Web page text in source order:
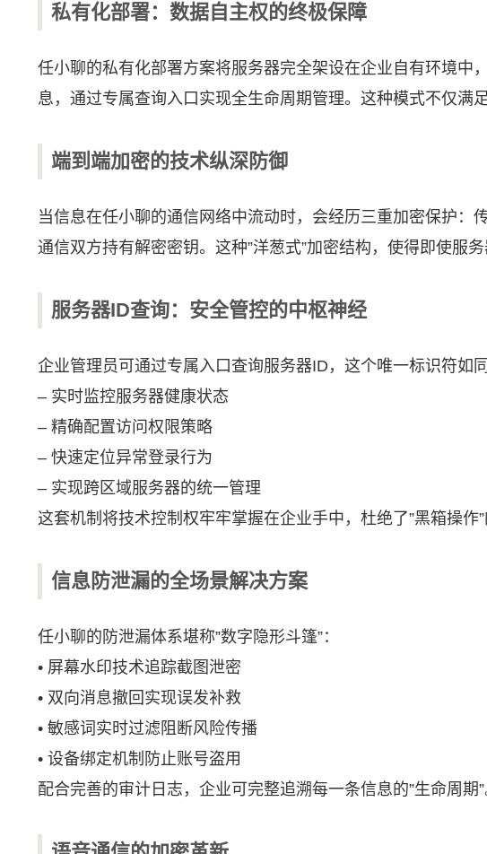
私有化部署：数据自主权的终极保障
任小聊的私有化部署方案将服务器完全架设在企业自有环境中
息，通过专属查询入口实现全生命周期管理。这种模式不仅满
端到端加密的技术纵深防御
当信息在任小聊的通信网络中流动时，会经历三重加密保护
通信双方持有解密密钥。这种”洋葱式”加密结构，使得即使服
服务器ID查询：安全管控的中枢神经
企业管理员可通过专属入口查询服务器ID，这个唯一标识符如
– 实时监控服务器健康状态
– 精确配置访问权限策略
– 快速定位异常登录行为
– 实现跨区域服务器的统一管理
这套机制将技术控制权牢牢掌握在企业手中，杜绝了”黑箱操作”
信息防泄漏的全场景解决方案
任小聊的防泄漏体系堪称”数字隐形斗篷”：
• 屏幕水印技术追踪截图泄密
• 双向消息撤回实现误发补救
• 敏感词实时过滤阻断风险传播
• 设备绑定机制防止账号盗用
配合完善的审计日志，企业可完整追溯每一条信息的”生命周期”